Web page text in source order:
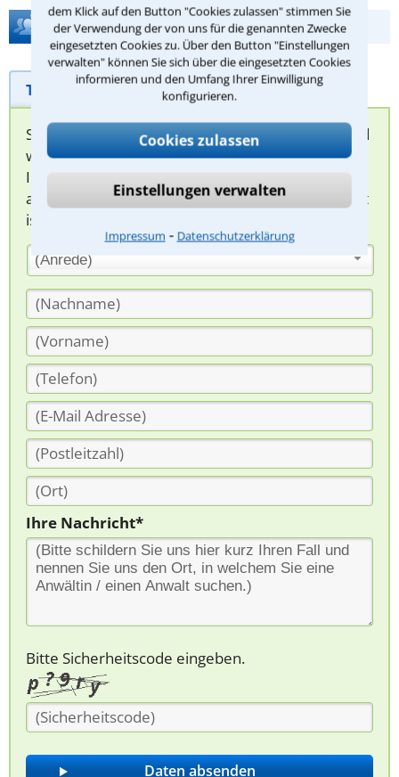
dem Klick auf den Button "Cookies zulassen" stimmen Sie
der Verwendung der von uns für die genannten Zwecke
eingesetzten Cookies zu. Über den Button "Einstellungen
verwalten" können Sie sich über die eingesetzten Cookies
informieren und den Umfang Ihrer Einwilligung
konfigurieren.
Cookies zulassen
Einstellungen verwalten
Impressum ⁃ Datenschutzerklärung
Hilfe bei Ihrer Anwaltsuche?
Telefonhilfe Beratungsanfrage
Sie können hier Ihren Fall schildern. Anschließend
werden sich spezialisierte Rechtsanwälte bei
Ihnen melden, um das weitere Vorgehen
abzuklären. Die Rückmeldung durch einen Anwalt
ist für Sie kostenlos.
(Anrede)
Ihre Nachricht*
Bitte Sicherheitscode eingeben.